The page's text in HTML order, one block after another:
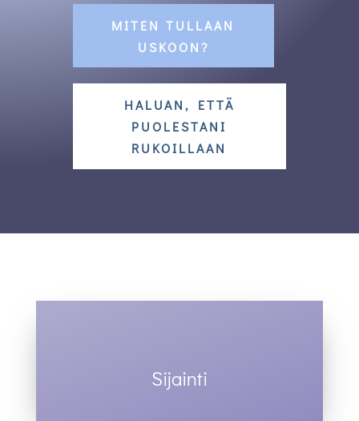
MITEN TULLAAN
USKOON?
HALUAN, ETTÄ
PUOLESTANI
RUKOILLAAN
Sijainti